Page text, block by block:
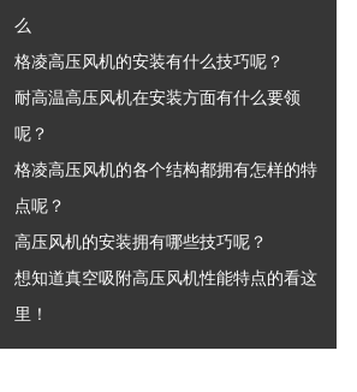
么
格凌高压风机的安装有什么技巧呢？
耐高温高压风机在安装方面有什么要领
呢？
格凌高压风机的各个结构都拥有怎样的特
点呢？
高压风机的安装拥有哪些技巧呢？
想知道真空吸附高压风机性能特点的看这
里！